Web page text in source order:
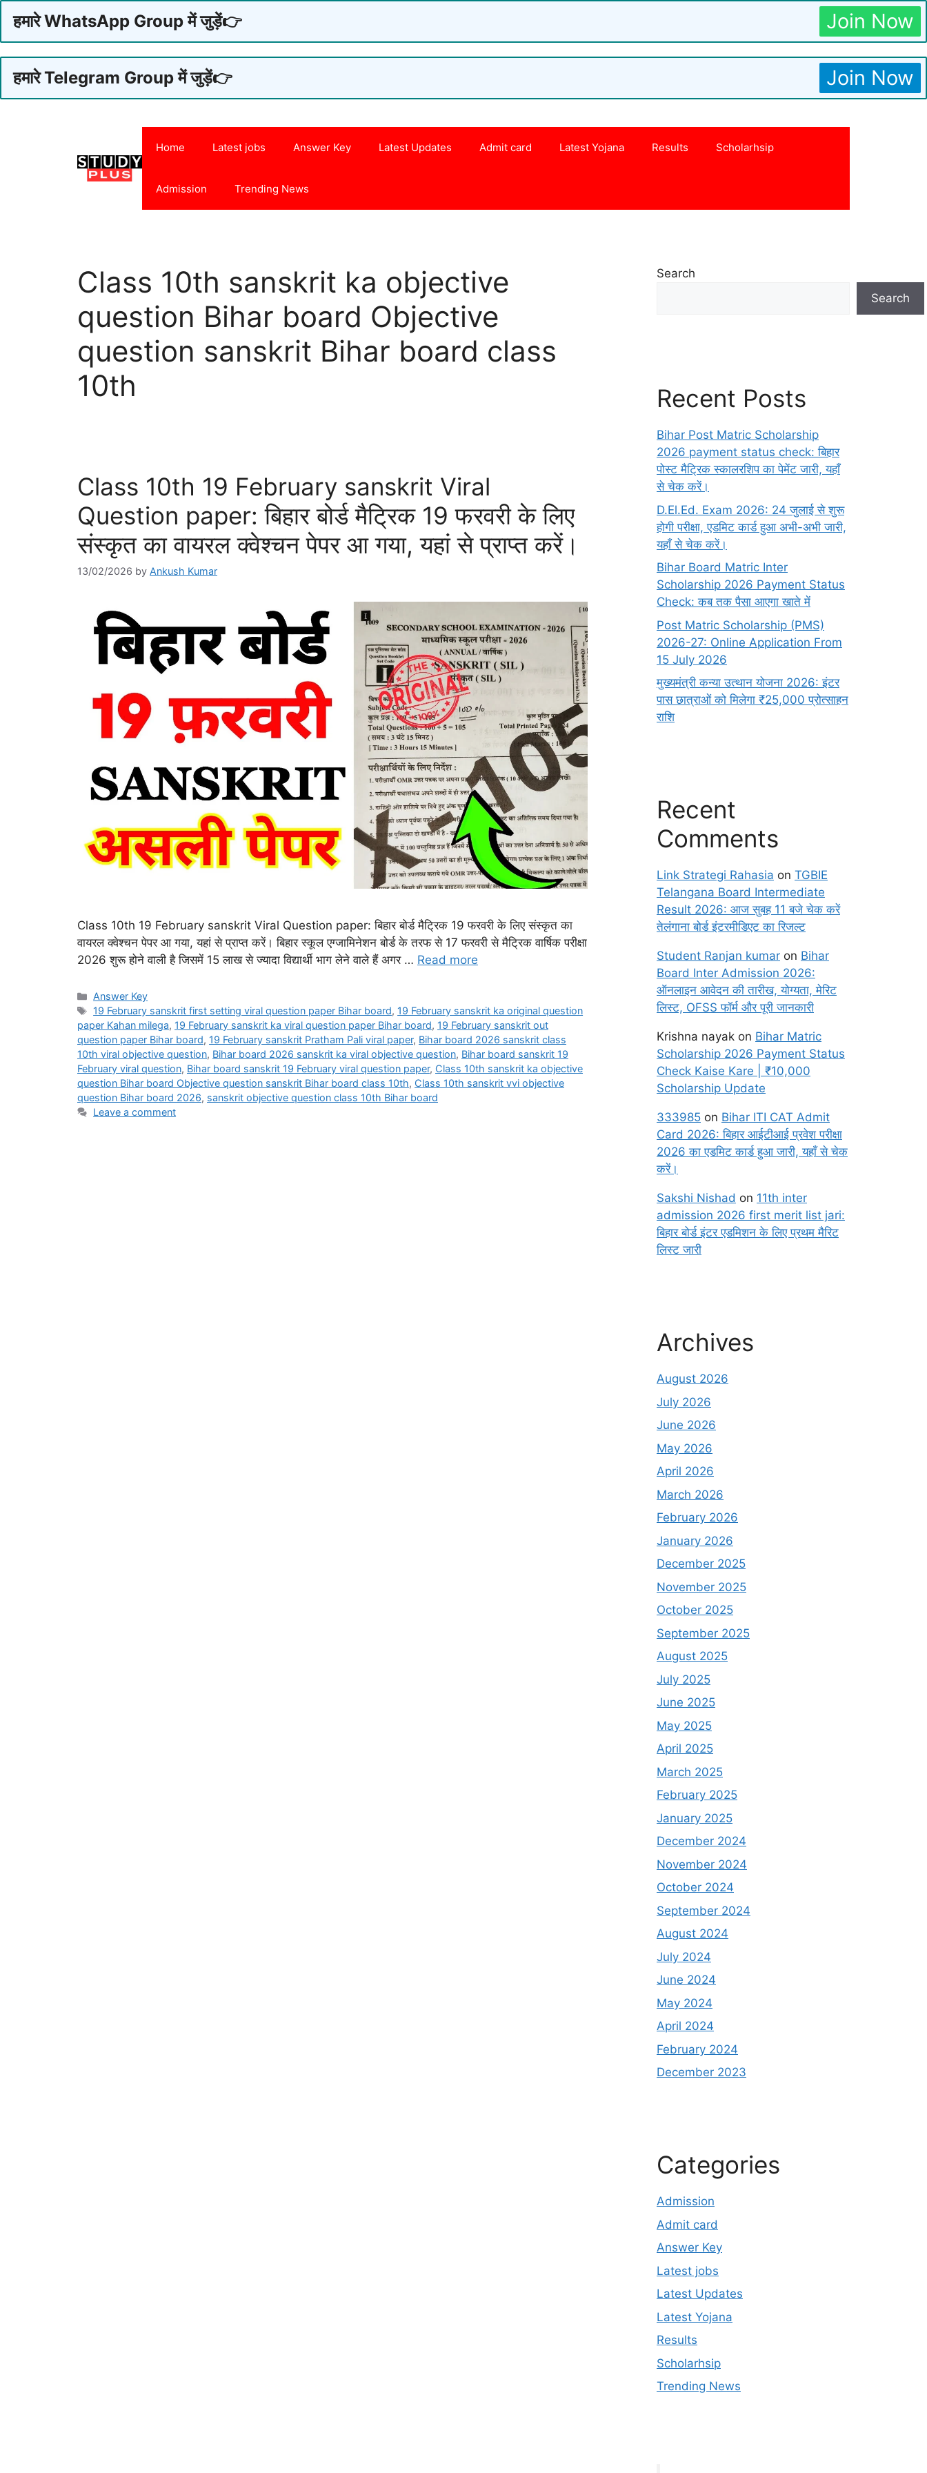
हमारे WhatsApp Group में जुड़ें👉 Join Now
हमारे Telegram Group में जुड़ें👉 Join Now
Home Latest jobs Answer Key Latest Updates Admit card Latest Yojana Results Scholarhsip
Admission Trending News
Class 10th sanskrit ka objective
question Bihar board Objective
question sanskrit Bihar board class
10th
Class 10th 19 February sanskrit Viral
Question paper: बिहार बोर्ड मैट्रिक 19 फरवरी के लिए
संस्कृत का वायरल क्वेश्चन पेपर आ गया, यहां से प्राप्त करें।
13/02/2026 by Ankush Kumar
Class 10th 19 February sanskrit Viral Question paper: बिहार बोर्ड मैट्रिक 19 फरवरी के लिए संस्कृत का
वायरल क्वेश्चन पेपर आ गया, यहां से प्राप्त करें। बिहार स्कूल एग्जामिनेशन बोर्ड के तरफ से 17 फरवरी से मैट्रिक वार्षिक परीक्षा
2026 शुरू होने वाली है जिसमें 15 लाख से ज्यादा विद्यार्थी भाग लेने वाले हैं अगर … Read more
Categories
Answer Key
Tags
19 February sanskrit first setting viral question paper Bihar board, 19 February sanskrit ka original question
paper Kahan milega, 19 February sanskrit ka viral question paper Bihar board, 19 February sanskrit out
question paper Bihar board, 19 February sanskrit Pratham Pali viral paper, Bihar board 2026 sanskrit class
10th viral objective question, Bihar board 2026 sanskrit ka viral objective question, Bihar board sanskrit 19
February viral question, Bihar board sanskrit 19 February viral question paper, Class 10th sanskrit ka objective
question Bihar board Objective question sanskrit Bihar board class 10th, Class 10th sanskrit vvi objective
question Bihar board 2026, sanskrit objective question class 10th Bihar board
Leave a comment
Search
Search
Recent Posts
Bihar Post Matric Scholarship
2026 payment status check: बिहार
पोस्ट मैट्रिक स्कालरशिप का पेमेंट जारी, यहाँ
से चेक करें।
D.El.Ed. Exam 2026: 24 जुलाई से शुरू
होगी परीक्षा, एडमिट कार्ड हुआ अभी-अभी जारी,
यहाँ से चेक करें।
Bihar Board Matric Inter
Scholarship 2026 Payment Status
Check: कब तक पैसा आएगा खाते में
Post Matric Scholarship (PMS)
2026-27: Online Application From
15 July 2026
मुख्यमंत्री कन्या उत्थान योजना 2026: इंटर
पास छात्राओं को मिलेगा ₹25,000 प्रोत्साहन
राशि
Recent
Comments
Link Strategi Rahasia on TGBIE
Telangana Board Intermediate
Result 2026: आज सुबह 11 बजे चेक करें
तेलंगाना बोर्ड इंटरमीडिएट का रिजल्ट
Student Ranjan kumar on Bihar
Board Inter Admission 2026:
ऑनलाइन आवेदन की तारीख, योग्यता, मेरिट
लिस्ट, OFSS फॉर्म और पूरी जानकारी
Krishna nayak on Bihar Matric
Scholarship 2026 Payment Status
Check Kaise Kare | ₹10,000
Scholarship Update
333985 on Bihar ITI CAT Admit
Card 2026: बिहार आईटीआई प्रवेश परीक्षा
2026 का एडमिट कार्ड हुआ जारी, यहाँ से चेक
करें।
Sakshi Nishad on 11th inter
admission 2026 first merit list jari:
बिहार बोर्ड इंटर एडमिशन के लिए प्रथम मैरिट
लिस्ट जारी
Archives
August 2026
July 2026
June 2026
May 2026
April 2026
March 2026
February 2026
January 2026
December 2025
November 2025
October 2025
September 2025
August 2025
July 2025
June 2025
May 2025
April 2025
March 2025
February 2025
January 2025
December 2024
November 2024
October 2024
September 2024
August 2024
July 2024
June 2024
May 2024
April 2024
February 2024
December 2023
Categories
Admission
Admit card
Answer Key
Latest jobs
Latest Updates
Latest Yojana
Results
Scholarhsip
Trending News